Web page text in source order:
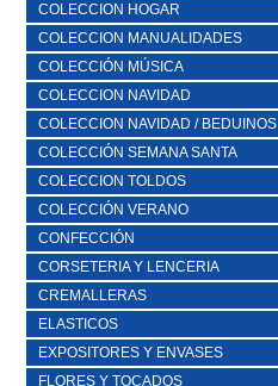
COLECCION HOGAR
COLECCION MANUALIDADES
COLECCIÓN MÚSICA
COLECCION NAVIDAD
COLECCION NAVIDAD / BEDUINOS
COLECCIÓN SEMANA SANTA
COLECCION TOLDOS
COLECCIÓN VERANO
CONFECCIÓN
CORSETERIA Y LENCERIA
CREMALLERAS
ELASTICOS
EXPOSITORES Y ENVASES
FLORES Y TOCADOS